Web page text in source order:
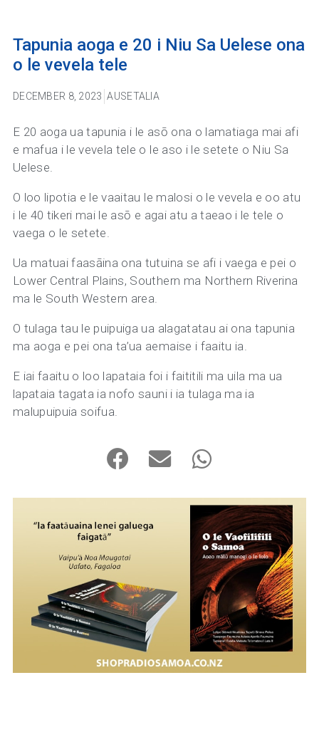
Tapunia aoga e 20 i Niu Sa Uelese ona
o le vevela tele
DECEMBER 8, 2023 AUSETALIA
E 20 aoga ua tapunia i le asō ona o lamatiaga mai afi
e mafua i le vevela tele o le aso i le setete o Niu Sa
Uelese.
O loo lipotia e le vaaitau le malosi o le vevela e oo atu
i le 40 tikeri mai le asō e agai atu a taeao i le tele o
vaega o le setete.
Ua matuai faasāina ona tutuina se afi i vaega e pei o
Lower Central Plains, Southern ma Northern Riverina
ma le South Western area.
O tulaga tau le puipuiga ua alagatatau ai ona tapunia
ma aoga e pei ona ta’ua aemaise i faaitu ia.
E iai faaitu o loo lapataia foi i faititili ma uila ma ua
lapataia tagata ia nofo sauni i ia tulaga ma ia
malupuipuia soifua.